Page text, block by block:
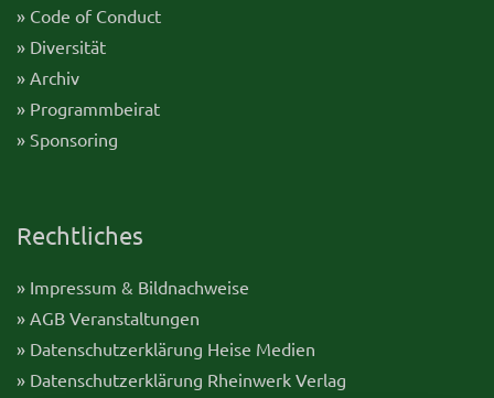
» Code of Conduct
» Diversität
» Archiv
» Programmbeirat
» Sponsoring
Rechtliches
» Impressum & Bildnachweise
» AGB Veranstaltungen
» Datenschutzerklärung Heise Medien
» Datenschutzerklärung Rheinwerk Verlag